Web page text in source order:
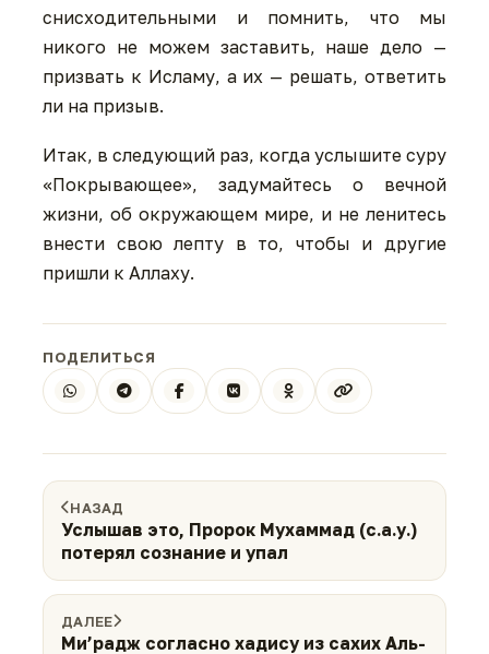
снисходительными и помнить, что мы
никого не можем заставить, наше дело —
призвать к Исламу, а их — решать, ответить
ли на призыв.
Итак, в следующий раз, когда услышите суру
«Покрывающее», задумайтесь о вечной
жизни, об окружающем мире, и не ленитесь
внести свою лепту в то, чтобы и другие
пришли к Аллаху.
ПОДЕЛИТЬСЯ
НАЗАД
Услышав это, Пророк Мухаммад (с.а.у.)
потерял сознание и упал
ДАЛЕЕ
Ми’радж согласно хадису из сахих Аль-